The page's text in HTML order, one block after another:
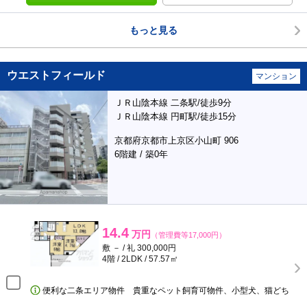
もっと見る
ウエストフィールド マンション
ＪＲ山陰本線 二条駅/徒歩9分
ＪＲ山陰本線 円町駅/徒歩15分
京都府京都市上京区小山町 906
6階建 / 築0年
14.4 万円 （管理費等17,000円）
敷 － / 礼 300,000円
4階 / 2LDK / 57.57㎡
便利な二条エリア物件 貴重なペット飼育可物件、小型犬、猫どち